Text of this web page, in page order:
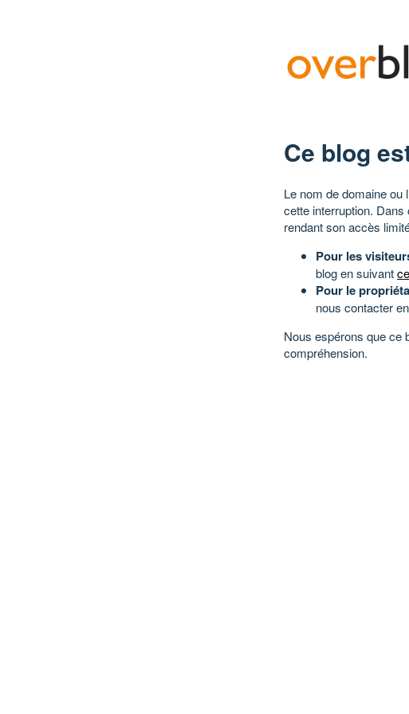
Ce blog
Le nom de domaine ou
cette interruption.
rendant son accès
Pour les
blog en suivant
Pour le
nous contacter
Nous espérons que ce
compréhension.